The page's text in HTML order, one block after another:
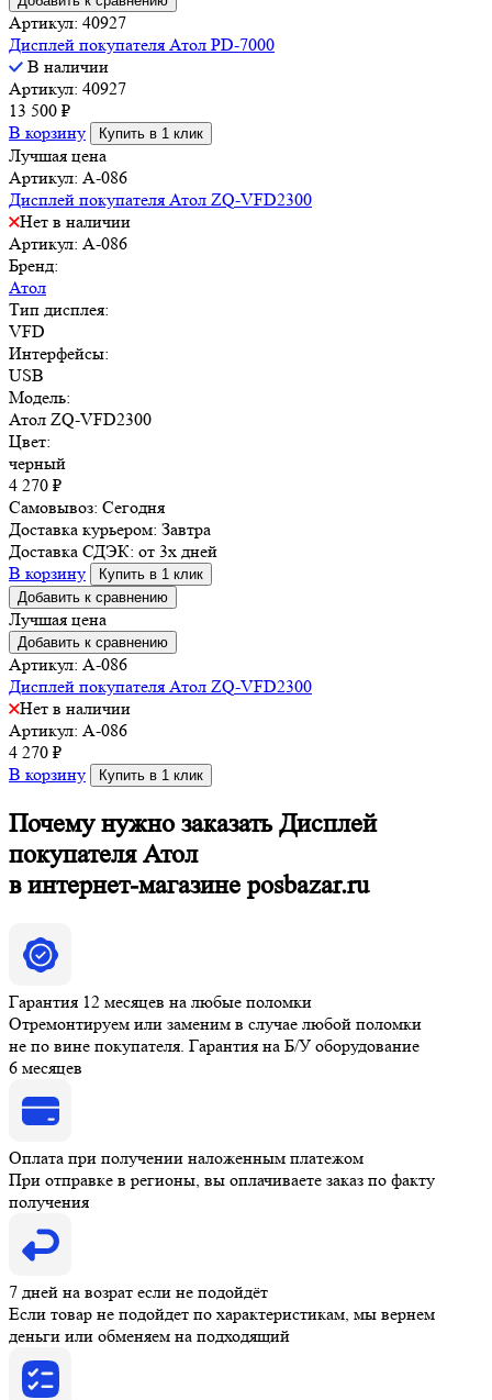
Артикул: 40927
Дисплей покупателя Атол PD-7000
В наличии
Артикул: 40927
13 500 ₽
В корзину
Купить в 1 клик
Лучшая цена
Артикул: A-086
Дисплей покупателя Атол ZQ-VFD2300
Нет в наличии
Артикул: A-086
Бренд:
Атол
Тип дисплея:
VFD
Интерфейсы:
USB
Модель:
Атол ZQ-VFD2300
Цвет:
черный
4 270 ₽
Самовывоз: Сегодня
Доставка курьером: Завтра
Доставка СДЭК: от 3х дней
В корзину
Купить в 1 клик
Добавить к сравнению
Лучшая цена
Добавить к сравнению
Артикул: A-086
Дисплей покупателя Атол ZQ-VFD2300
Нет в наличии
Артикул: A-086
4 270 ₽
В корзину
Купить в 1 клик
Почему нужно заказать Дисплей
покупателя Атол
в интернет-магазине posbazar.ru
Гарантия 12 месяцев на любые поломки
Отремонтируем или заменим в случае любой поломки
не по вине покупателя. Гарантия на Б/У оборудование
6 месяцев
Оплата при получении наложенным платежом
При отправке в регионы, вы оплачиваете заказ по факту
получения
7 дней на возрат если не подойдёт
Если товар не подойдет по характеристикам, мы вернем
деньги или обменяем на подходящий